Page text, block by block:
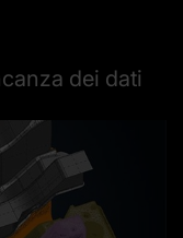
dei dati